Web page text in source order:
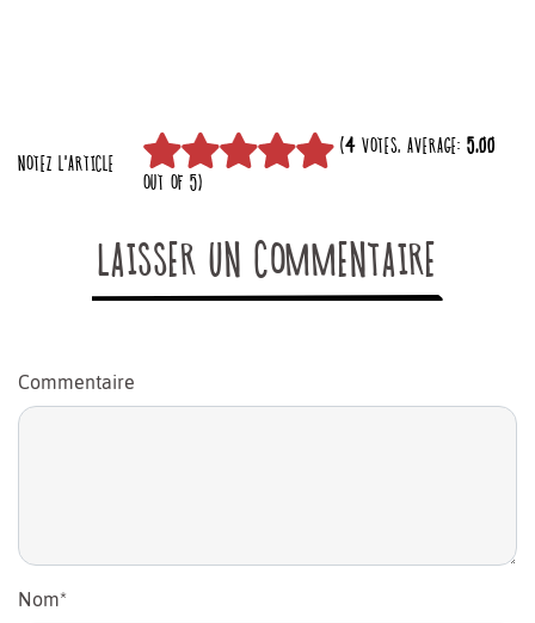
NOTEZ L'ARTICLE
(4VOTES, AVERAGE: 5,00
OUT OF 5)
LAISSER UN COMMENTAIRE
Commentaire
Nom*